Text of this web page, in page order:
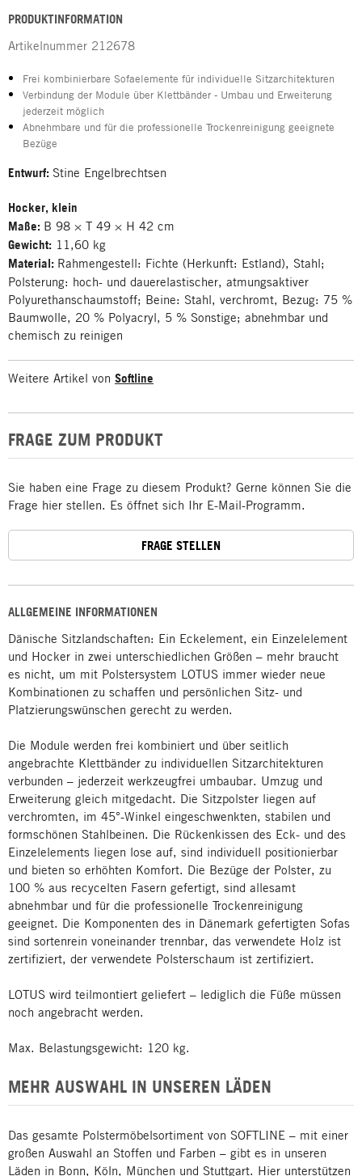
ALLGEMEINE INFORMATIONEN
Dänische Sitzlandschaften: Ein Eckelement, ein Einzelelement
und Hocker in zwei unterschiedlichen Größen – mehr braucht
es nicht, um mit Polstersystem LOTUS immer wieder neue
Kombinationen zu schaffen und persönlichen Sitz- und
Platzierungswünschen gerecht zu werden.
Die Module werden frei kombiniert und über seitlich
angebrachte Klettbänder zu individuellen Sitzarchitekturen
verbunden – jederzeit werkzeugfrei umbaubar. Umzug und
Erweiterung gleich mitgedacht. Die Sitzpolster liegen auf
verchromten, im 45°-Winkel eingeschwenkten, stabilen und
formschönen Stahlbeinen. Die Rückenkissen des Eck- und des
Einzelelements liegen lose auf, sind individuell positionierbar
und bieten so erhöhten Komfort. Die Bezüge der Polster, zu
100 % aus recycelten Fasern gefertigt, sind allesamt
abnehmbar und für die professionelle Trockenreinigung
geeignet. Die Komponenten des in Dänemark gefertigten Sofas
sind sortenrein voneinander trennbar, das verwendete Holz ist
zertifiziert, der verwendete Polsterschaum ist zertifiziert.
LOTUS wird teilmontiert geliefert – lediglich die Füße müssen
noch angebracht werden.
Max. Belastungsgewicht: 120 kg.
MEHR AUSWAHL IN UNSEREN LÄDEN
Das gesamte Polstermöbelsortiment von SOFTLINE – mit einer
großen Auswahl an Stoffen und Farben – gibt es in unseren
Läden in Bonn, Köln, München und Stuttgart. Hier unterstützen
PRODUKTINFORMATION
Artikelnummer 212678
Frei kombinierbare Sofaelemente für individuelle Sitzarchitekturen
Verbindung der Module über Klettbänder - Umbau und Erweiterung
jederzeit möglich
Abnehmbare und für die professionelle Trockenreinigung geeignete
Bezüge
Entwurf: Stine Engelbrechtsen
Hocker, klein
Maße: B 98 × T 49 × H 42 cm
Gewicht: 11,60 kg
Material: Rahmengestell: Fichte (Herkunft: Estland), Stahl;
Polsterung: hoch- und dauerelastischer, atmungsaktiver
Polyurethanschaumstoff; Beine: Stahl, verchromt, Bezug: 75 %
Baumwolle, 20 % Polyacryl, 5 % Sonstige; abnehmbar und
chemisch zu reinigen
Weitere Artikel von Softline
FRAGE ZUM PRODUKT
Sie haben eine Frage zu diesem Produkt? Gerne können Sie die
Frage hier stellen. Es öffnet sich Ihr E-Mail-Programm.
FRAGE STELLEN